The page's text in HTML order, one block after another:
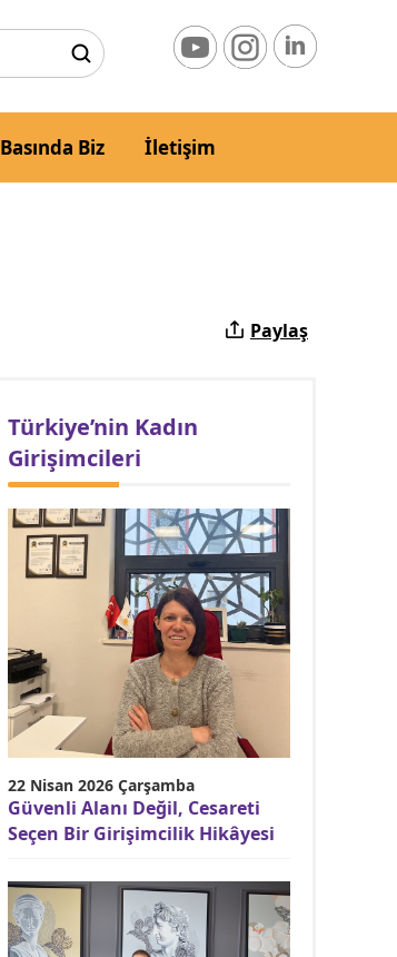
Basında Biz İletişim
Paylaş
Türkiye’nin Kadın
Girişimcileri
22 Nisan 2026 Çarşamba
Güvenli Alanı Değil, Cesareti
Seçen Bir Girişimcilik Hikâyesi